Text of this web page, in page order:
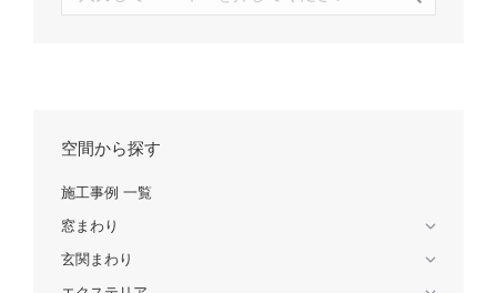
空間から探す
施工事例 一覧
窓まわり
玄関まわり